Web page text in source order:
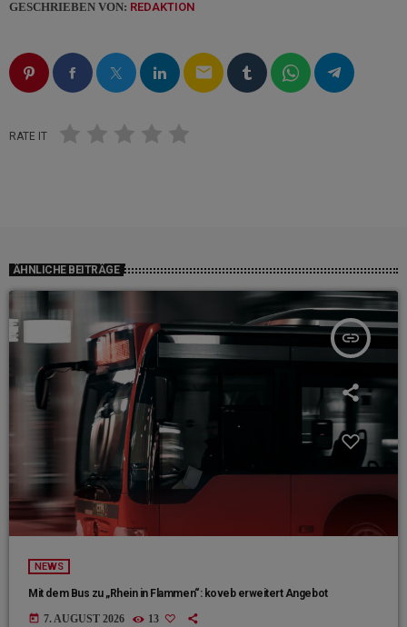
GESCHRIEBEN VON: REDAKTION
email
RATE IT
ÄHNLICHE BEITRÄGE
insert_link
NEWS
Mit dem Bus zu „Rhein in Flammen“: koveb erweitert Angebot
today 7. AUGUST 2026 13